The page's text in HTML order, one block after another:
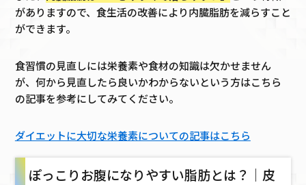
がありますので、食生活の改善により内臓脂肪を減らすこと
ができます。
食習慣の見直しには栄養素や食材の知識は欠かせません
が、何から見直したら良いかわからないという方はこちら
の記事を参考にしてみてください。
ダイエットに大切な栄養素についての記事はこちら
ぽっこりお腹になりやすい脂肪とは？｜皮